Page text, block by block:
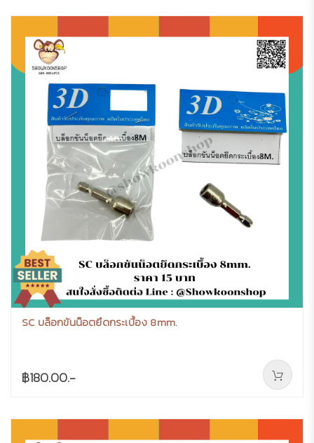
SC บล็อกขันน็อตยึดกระเบื้อง 8mm.
฿180.00.-